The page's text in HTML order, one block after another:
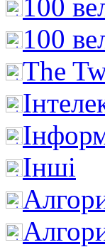
100
100
The
Інші